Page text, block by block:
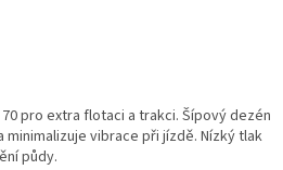
pro extra flotaci a trakci. Šípový dezén
minimalizuje vibrace při jízdě. Nízký tlak
půdy.